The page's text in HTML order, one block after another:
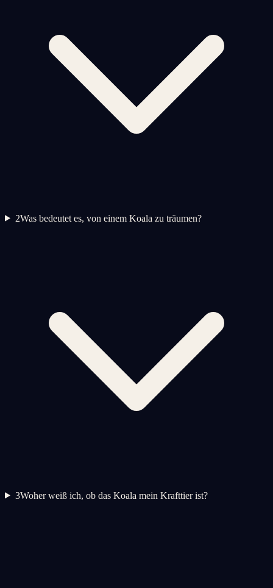
2Was bedeutet es, von einem Koala zu träumen?
3Woher weiß ich, ob das Koala mein Krafttier ist?